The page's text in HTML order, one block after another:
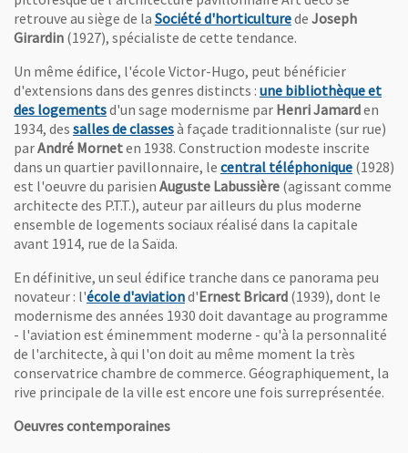
retrouve au siège de la Société d'horticulture, Ouvre une
de Joseph
Girardin (1927), spécialiste de cette tendance.
Un même édifice, l'école Victor-Hugo, peut bénéficier
d'extensions dans des genres distincts : une bibliothèque et
des logements, Ouvre une nouvelle fenêtre
d'un sage modernisme par Henri Jamarden
1934, des salles de classes, Ouvre une nouvelle fenêtre
à façade traditionnaliste (sur rue)
parAndré Morneten 1938. Construction modeste inscrite
dans un quartier pavillonnaire, le central téléphonique, Ouvre
(1928)
est l'oeuvre du parisien Auguste Labussière (agissant comme
architecte des P.T.T.), auteur par ailleurs du plus moderne
ensemble de logements sociaux réalisé dans la capitale
avant 1914, rue de la Saïda.
En définitive, un seul édifice tranche dans ce panorama peu
novateur : l'école d'aviation, Ouvre une nouvelle fenêtre
d'Ernest Bricard (1939), dont le
modernisme des années 1930 doit davantage au programme
- l'aviation est éminemment moderne - qu'à la personnalité
de l'architecte, à qui l'on doit au même moment la très
conservatrice chambre de commerce. Géographiquement, la
rive principale de la ville est encore une fois surreprésentée.
Oeuvres contemporaines